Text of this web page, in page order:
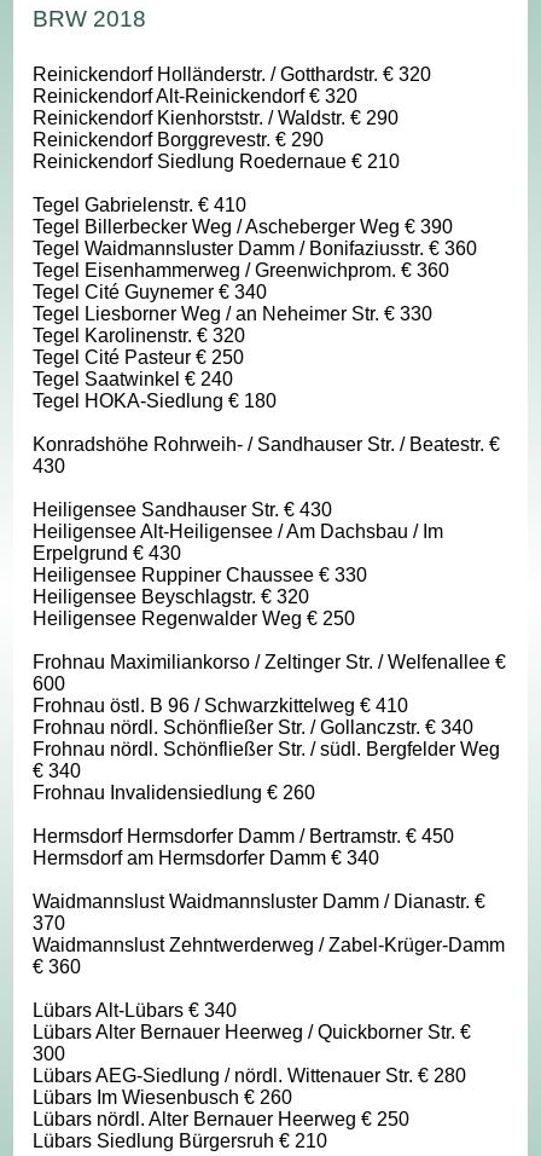
BRW 2018
Reinickendorf Holländerstr. / Gotthardstr. € 320
Reinickendorf Alt-Reinickendorf € 320
Reinickendorf Kienhorststr. / Waldstr. € 290
Reinickendorf Borggrevestr. € 290
Reinickendorf Siedlung Roedernaue € 210
Tegel Gabrielenstr. € 410
Tegel Billerbecker Weg / Ascheberger Weg € 390
Tegel Waidmannsluster Damm / Bonifaziusstr. € 360
Tegel Eisenhammerweg / Greenwichprom. € 360
Tegel Cité Guynemer € 340
Tegel Liesborner Weg / an Neheimer Str. € 330
Tegel Karolinenstr. € 320
Tegel Cité Pasteur € 250
Tegel Saatwinkel € 240
Tegel HOKA-Siedlung € 180
Konradshöhe Rohrweih- / Sandhauser Str. / Beatestr. €
430
Heiligensee Sandhauser Str. € 430
Heiligensee Alt-Heiligensee / Am Dachsbau / Im
Erpelgrund € 430
Heiligensee Ruppiner Chaussee € 330
Heiligensee Beyschlagstr. € 320
Heiligensee Regenwalder Weg € 250
Frohnau Maximiliankorso / Zeltinger Str. / Welfenallee €
600
Frohnau östl. B 96 / Schwarzkittelweg € 410
Frohnau nördl. Schönfließer Str. / Gollanczstr. € 340
Frohnau nördl. Schönfließer Str. / südl. Bergfelder Weg
€ 340
Frohnau Invalidensiedlung € 260
Hermsdorf Hermsdorfer Damm / Bertramstr. € 450
Hermsdorf am Hermsdorfer Damm € 340
Waidmannslust Waidmannsluster Damm / Dianastr. €
370
Waidmannslust Zehntwerderweg / Zabel-Krüger-Damm
€ 360
Lübars Alt-Lübars € 340
Lübars Alter Bernauer Heerweg / Quickborner Str. €
300
Lübars AEG-Siedlung / nördl. Wittenauer Str. € 280
Lübars Im Wiesenbusch € 260
Lübars nördl. Alter Bernauer Heerweg € 250
Lübars Siedlung Bürgersruh € 210